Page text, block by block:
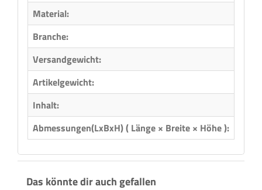
Material:
Branche:
Versandgewicht:
Artikelgewicht:
Inhalt:
Abmessungen(LxBxH) ( Länge × Breite × Höhe ):
Das könnte dir auch gefallen